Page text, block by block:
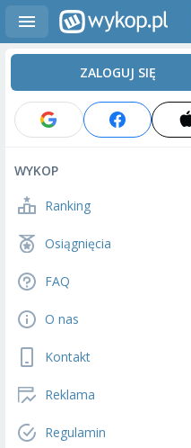
ZALOGUJ SIĘ
WYKOP
Ranking
Osiągnięcia
FAQ
O nas
Kontakt
Reklama
Regulamin